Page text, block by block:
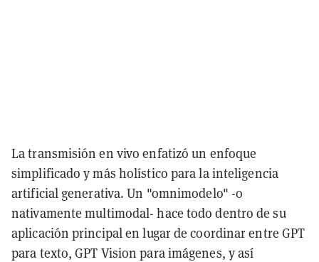
La transmisión en vivo enfatizó un enfoque
simplificado y más holístico para la inteligencia
artificial generativa. Un "omnimodelo" -o
nativamente multimodal- hace todo dentro de su
aplicación principal en lugar de coordinar entre GPT
para texto, GPT Vision para imágenes, y así